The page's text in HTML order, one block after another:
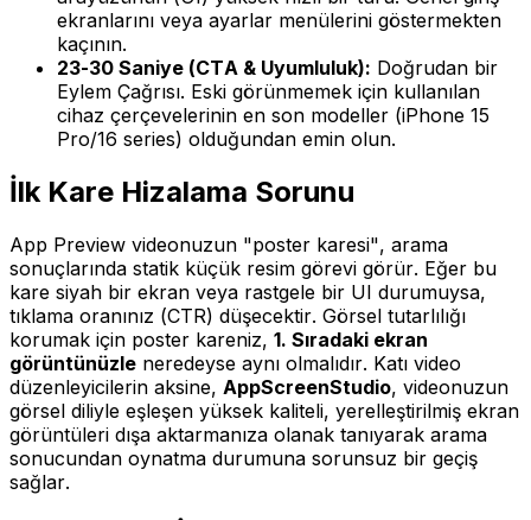
ekranlarını veya ayarlar menülerini göstermekten
kaçının.
23-30 Saniye (CTA & Uyumluluk): Doğrudan bir
Eylem Çağrısı. Eski görünmemek için kullanılan
cihaz çerçevelerinin en son modeller (iPhone 15
Pro/16 series) olduğundan emin olun.
İlk Kare Hizalama Sorunu
App Preview videonuzun "poster karesi", arama
sonuçlarında statik küçük resim görevi görür. Eğer bu
kare siyah bir ekran veya rastgele bir UI durumuysa,
tıklama oranınız (CTR) düşecektir. Görsel tutarlılığı
korumak için poster kareniz, 1. Sıradaki ekran
görüntünüzle neredeyse aynı olmalıdır. Katı video
düzenleyicilerin aksine, AppScreenStudio, videonuzun
görsel diliyle eşleşen yüksek kaliteli, yerelleştirilmiş ekran
görüntüleri dışa aktarmanıza olanak tanıyarak arama
sonucundan oynatma durumuna sorunsuz bir geçiş
sağlar.